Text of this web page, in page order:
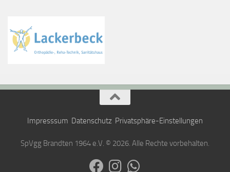
Impresssum Datenschutz Privatsphäre-Einstellungen
SpVgg Brandten 1964 e.V. © 2026. Alle Rechte vorbehalten.